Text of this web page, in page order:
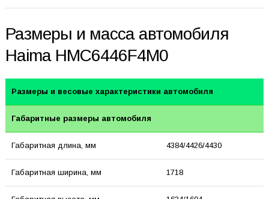
Размеры и масса автомобиля
Haima HMC6446F4M0
Размеры и весовые характеристики автомобиля
Габаритные размеры автомобиля
Габаритная длина, мм 4384/4426/4430
Габаритная ширина, мм 1718